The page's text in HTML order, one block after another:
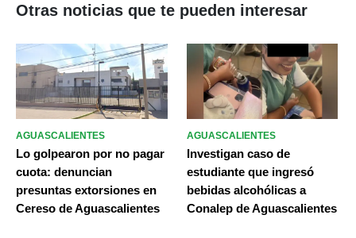
Otras noticias que te pueden interesar
AGUASCALIENTES
Lo golpearon por no pagar
cuota: denuncian
presuntas extorsiones en
Cereso de Aguascalientes
AGUASCALIENTES
Investigan caso de
estudiante que ingresó
bebidas alcohólicas a
Conalep de Aguascalientes